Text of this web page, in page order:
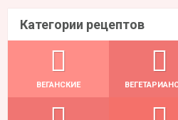
Категории рецептов
ВЕГАНСКИЕ